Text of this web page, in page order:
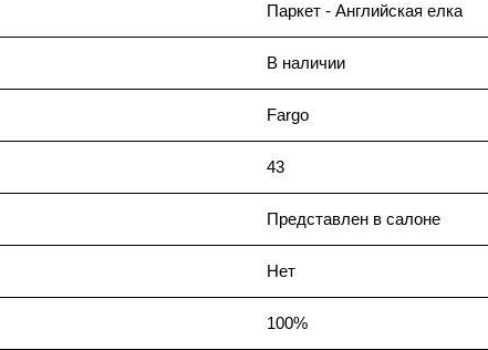
Паркет - Английская елка
В наличии
Fargo
43
Представлен в салоне
Нет
100%